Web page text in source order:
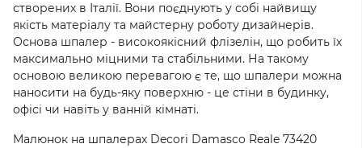
створених в Італії. Вони поєднують у собі найвищу
якість матеріалу та майстерну роботу дизайнерів.
Основа шпалер - високоякісний флізелін, що робить їх
максимально міцними та стабільними. На такому
основою великою перевагою є те, що шпалери можна
наносити на будь-яку поверхню - це стіни в будинку,
офісі чи навіть у ванній кімнаті.
Малюнок на шпалерах Decori Damasco Reale 73420